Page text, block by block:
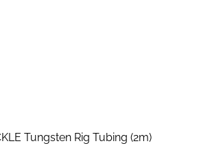
Tungsten Rig Tubing (2m)